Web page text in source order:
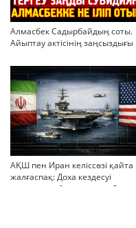
Алмасбек Садырбайдың соты.
Айыптау актісінің заңсыздығы
мен қолдан өсірілген
миллиондар
АҚШ пен Иран келіссөзі қайта
жалғаспақ: Доха кездесуі
шиеленісті бәсеңдете ме?